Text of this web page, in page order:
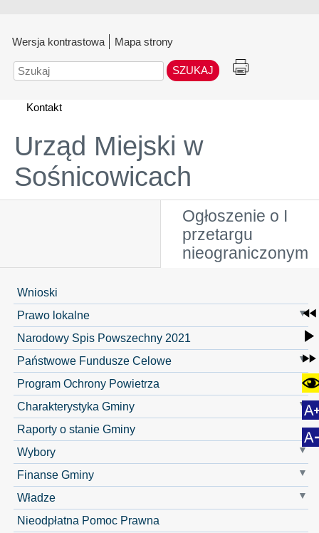
Wersja kontrastowa Mapa strony
Szukaj
Kontakt
Urząd Miejski w
Sośnicowicach
Ogłoszenie o I
przetargu
nieograniczonym
Wnioski
Prawo lokalne
Narodowy Spis Powszechny 2021
Państwowe Fundusze Celowe
Program Ochrony Powietrza
Charakterystyka Gminy
Raporty o stanie Gminy
Wybory
Finanse Gminy
Władze
Nieodpłatna Pomoc Prawna